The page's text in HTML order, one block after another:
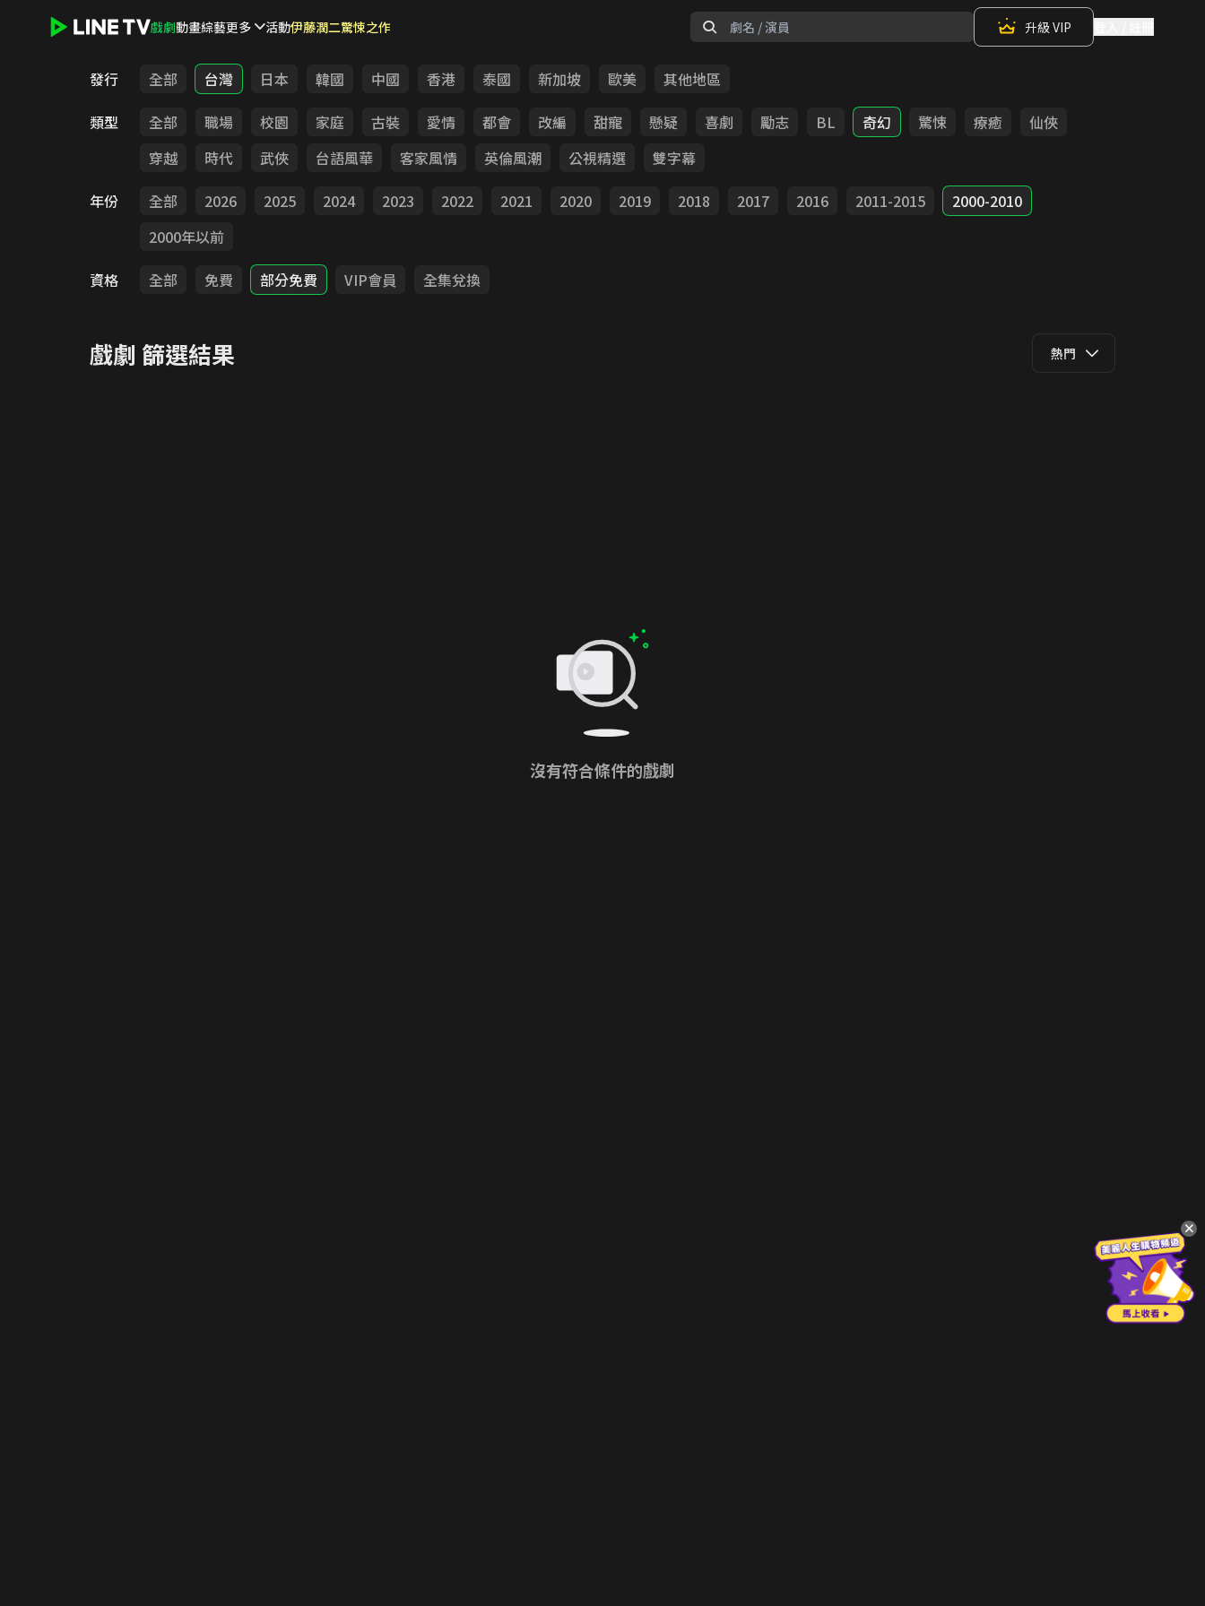
戲劇動畫綜藝更多 活動伊藤潤二驚悚之作 升級 VIP
發行 全部 台灣 日本 韓國 中國 香港 泰國 新加坡 歐美
其他地區
類型
全部 職場 校園 家庭 古裝 愛情 都會 改編 甜寵 懸疑 喜劇 勵志 BL 奇幻 驚悚 療癒
仙俠
穿越
時代 武俠 台語風華 客家風情 英倫風潮 公視精選
雙字幕
年份
全部 2026 2025 2024 2023 2022 2021 2020 2019 2018 2017 2016 2011-2015
2000-2010
2000年以前
資格
全部 免費 部分免費 VIP會員 全集兌換
戲劇 篩選結果 熱門
沒有符合條件的戲劇